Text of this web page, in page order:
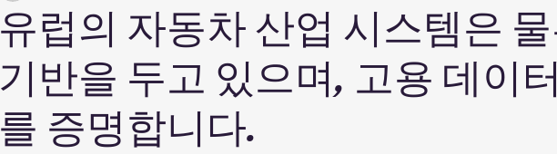
유럽의 자동차 산업 시스템은
기반을 두고 있으며, 고용 데이
를 증명합니다.